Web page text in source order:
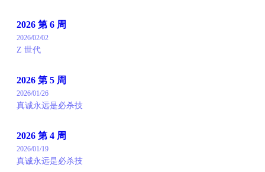
2026 第 6 周
2026/02/02
Z 世代
2026 第 5 周
2026/01/26
真诚永远是必杀技
2026 第 4 周
2026/01/19
真诚永远是必杀技